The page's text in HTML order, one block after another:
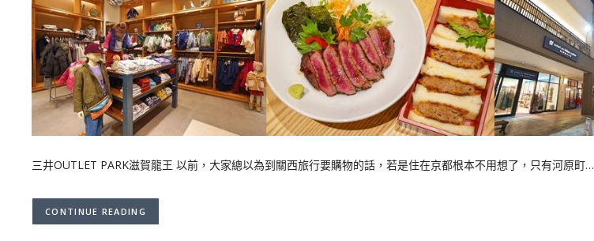
三井OUTLET PARK滋賀龍王 以前，大家總以為到關西旅行要購物的話，若是住在京都根本不用想了，只有河原町…
CONTINUE READING